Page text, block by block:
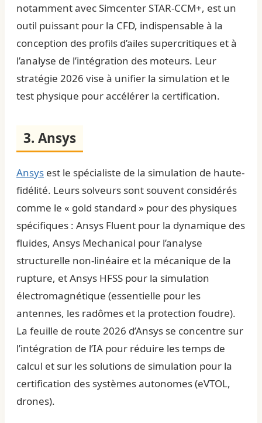
notamment avec Simcenter STAR-CCM+, est un
outil puissant pour la CFD, indispensable à la
conception des profils d’ailes supercritiques et à
l’analyse de l’intégration des moteurs. Leur
stratégie 2026 vise à unifier la simulation et le
test physique pour accélérer la certification.
3. Ansys
Ansys est le spécialiste de la simulation de haute-
fidélité. Leurs solveurs sont souvent considérés
comme le « gold standard » pour des physiques
spécifiques : Ansys Fluent pour la dynamique des
fluides, Ansys Mechanical pour l’analyse
structurelle non-linéaire et la mécanique de la
rupture, et Ansys HFSS pour la simulation
électromagnétique (essentielle pour les
antennes, les radômes et la protection foudre).
La feuille de route 2026 d’Ansys se concentre sur
l’intégration de l’IA pour réduire les temps de
calcul et sur les solutions de simulation pour la
certification des systèmes autonomes (eVTOL,
drones).